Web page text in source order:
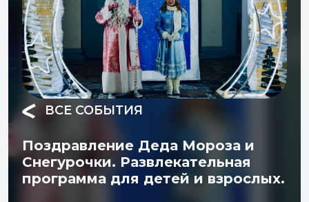
ВСЕ СОБЫТИЯ
Поздравление Деда Мороза и
Снегурочки. Развлекательная
программа для детей и взрослых.